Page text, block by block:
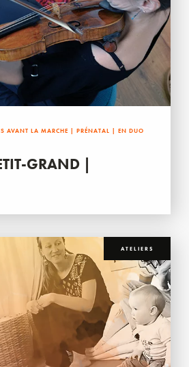
AVANT LA MARCHE | PRÉNATAL | EN DUO
GRAND |
ATELIERS